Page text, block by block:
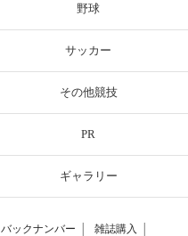
野球
サッカー
その他競技
PR
ギャラリー
バックナンバー 雑誌購入